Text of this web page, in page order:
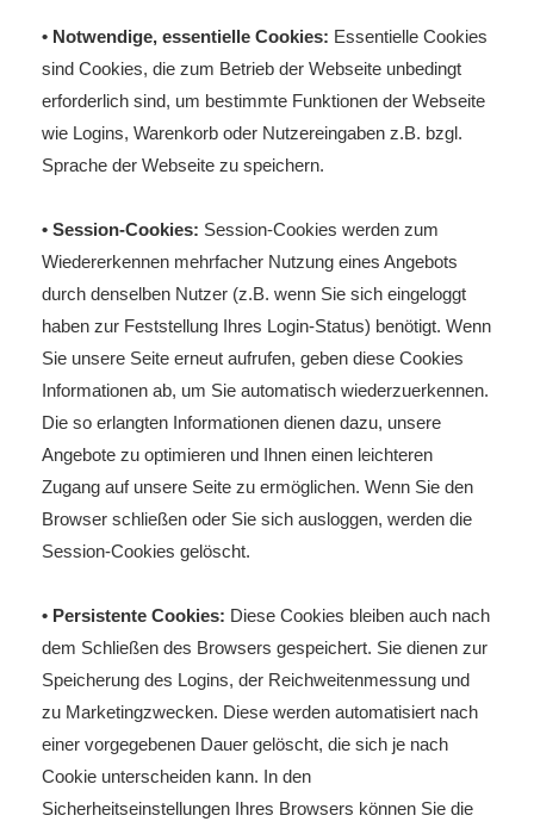
• Notwendige, essentielle Cookies: Essentielle Cookies
sind Cookies, die zum Betrieb der Webseite unbedingt
erforderlich sind, um bestimmte Funktionen der Webseite
wie Logins, Warenkorb oder Nutzereingaben z.B. bzgl.
Sprache der Webseite zu speichern.
• Session-Cookies: Session-Cookies werden zum
Wiedererkennen mehrfacher Nutzung eines Angebots
durch denselben Nutzer (z.B. wenn Sie sich eingeloggt
haben zur Feststellung Ihres Login-Status) benötigt. Wenn
Sie unsere Seite erneut aufrufen, geben diese Cookies
Informationen ab, um Sie automatisch wiederzuerkennen.
Die so erlangten Informationen dienen dazu, unsere
Angebote zu optimieren und Ihnen einen leichteren
Zugang auf unsere Seite zu ermöglichen. Wenn Sie den
Browser schließen oder Sie sich ausloggen, werden die
Session-Cookies gelöscht.
• Persistente Cookies: Diese Cookies bleiben auch nach
dem Schließen des Browsers gespeichert. Sie dienen zur
Speicherung des Logins, der Reichweitenmessung und
zu Marketingzwecken. Diese werden automatisiert nach
einer vorgegebenen Dauer gelöscht, die sich je nach
Cookie unterscheiden kann. In den
Sicherheitseinstellungen Ihres Browsers können Sie die